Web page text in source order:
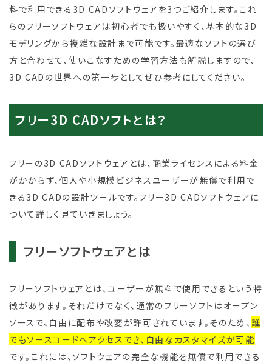
料で利用できる3D CADソフトウェアを3つご紹介します。これ
らのフリーソフトウェアは初心者でも扱いやすく、基本的な3D
モデリングから複雑な設計まで可能です。最適なソフトの選び
方と合わせて、使いこなすための学習方法も解説しますので、
3D CADの世界への第一歩としてぜひ参考にしてください。
フリー3D CADソフトとは？
フリーの3D CADソフトウェアとは、商業ライセンスによる料金
がかからず、個人や小規模ビジネスユーザーが無償で利用で
きる3D CADの設計ツールです。フリー3D CADソフトウェアに
ついて詳しく見ていきましょう。
フリーソフトウェアとは
フリーソフトウェアとは、ユーザーが無料で使用できるという特
徴があります。それだけでなく、通常のフリーソフトはオープン
ソースで、自由に配布や改変が許可されています。そのため、 誰
でもソースコードへアクセスでき、自由なカスタマイズが可能
です。これには、ソフトウェアの完全な機能を無償で利用できる